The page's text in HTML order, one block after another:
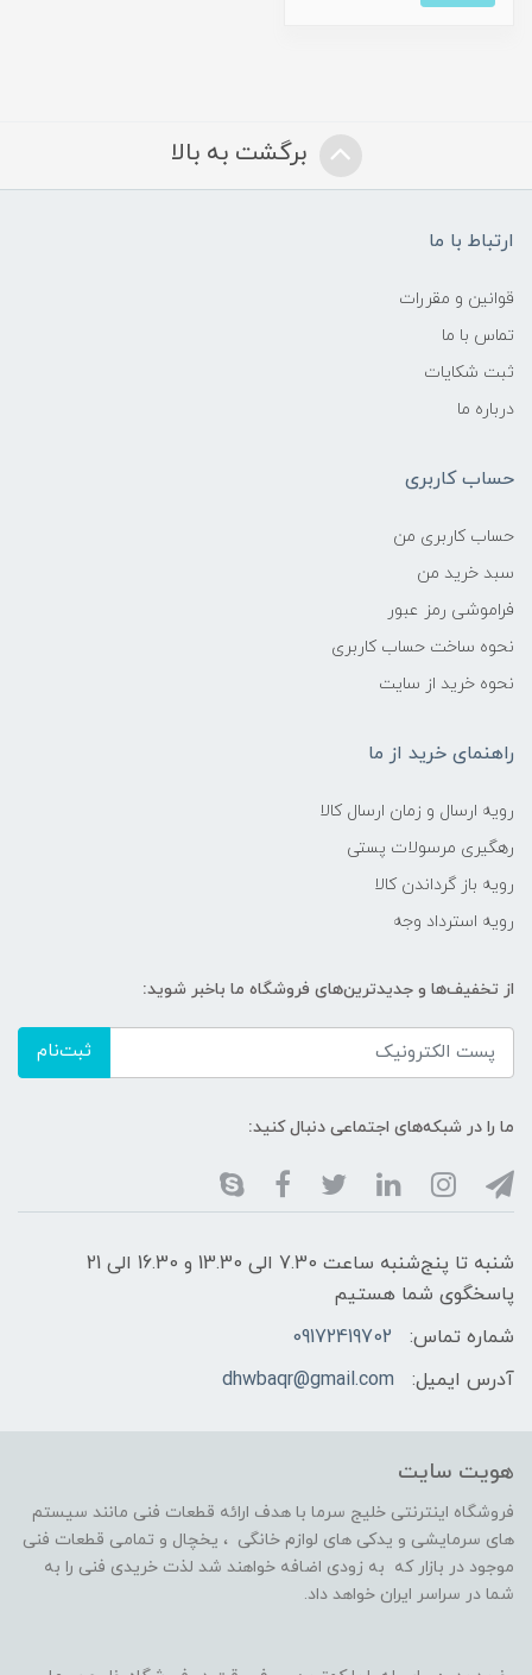
برگشت به بالا
ارتباط با ما
قوانین و مقررات
تماس با ما
ثبت شکایات
درباره ما
حساب کاربری
حساب کاربری من
سبد خرید من
فراموشی رمز عبور
نحوه ساخت حساب کاربری
نحوه خرید از سایت
راهنمای خرید از ما
رویه ارسال و زمان ارسال کالا
رهگیری مرسولات پستی
رویه باز گرداندن کالا
رویه استرداد وجه
از تخفیف‌ها و جدیدترین‌های فروشگاه ما باخبر شوید:
ثبت‌نام
ما را در شبکه‌های اجتماعی دنبال کنید:
شنبه تا پنج‌شنبه ساعت 7.30 الی 13.30 و 16.30 الی 21
پاسخگوی شما هستیم
شماره تماس:
09172419702
آدرس ایمیل:
dhwbaqr@gmail.com
هویت سایت
فروشگاه اینترنتی خلیج سرما با هدف ارائه قطعات فنی مانند سیستم
های سرمایشی و یدکی های لوازم خانگی ، یخچال و تمامی قطعات فنی
موجود در بازار که به زودی اضافه خواهند شد لذت خریدی فنی را به
شما در سراسر ایران خواهد داد.